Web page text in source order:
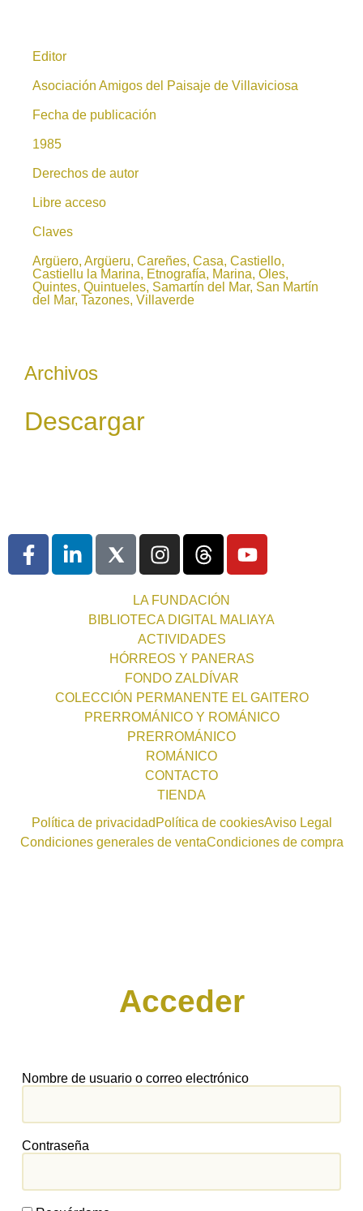
Editor
Asociación Amigos del Paisaje de Villaviciosa
Fecha de publicación
1985
Derechos de autor
Libre acceso
Claves
Argüero, Argüeru, Careñes, Casa, Castiello,
Castiellu la Marina, Etnografía, Marina, Oles,
Quintes, Quintueles, Samartín del Mar, San Martín
del Mar, Tazones, Villaverde
Archivos
Descargar
LA FUNDACIÓN
BIBLIOTECA DIGITAL MALIAYA
ACTIVIDADES
HÓRREOS Y PANERAS
FONDO ZALDÍVAR
COLECCIÓN PERMANENTE EL GAITERO
PRERROMÁNICO Y ROMÁNICO
PRERROMÁNICO
ROMÁNICO
CONTACTO
TIENDA
Política de privacidad Política de cookiesAviso Legal
Condiciones generales de ventaCondiciones de compra
Acceder
Nombre de usuario o correo electrónico
Contraseña